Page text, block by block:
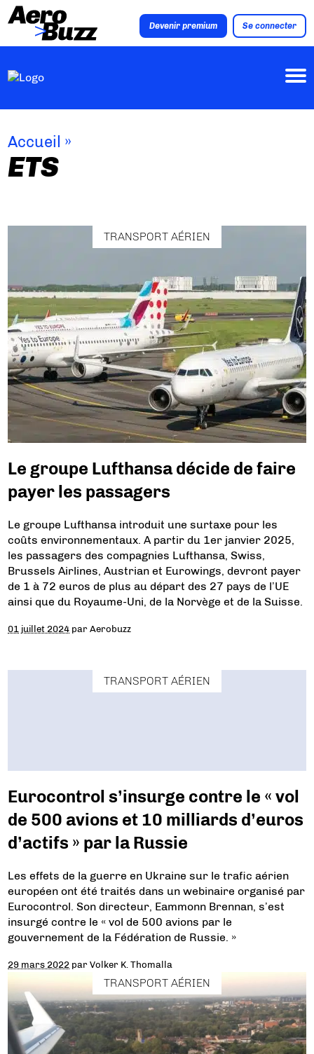
Devenir premium Se connecter
Accueil »
ETS
TRANSPORT AÉRIEN
Le groupe Lufthansa décide de faire
payer les passagers
Le groupe Lufthansa introduit une surtaxe pour les
coûts environnementaux. A partir du 1er janvier 2025,
les passagers des compagnies Lufthansa, Swiss,
Brussels Airlines, Austrian et Eurowings, devront payer
de 1 à 72 euros de plus au départ des 27 pays de l’UE
ainsi que du Royaume-Uni, de la Norvège et de la Suisse.
01 juillet 2024 parAerobuzz
TRANSPORT AÉRIEN
Eurocontrol s’insurge contre le « vol
de 500 avions et 10 milliards d’euros
d’actifs » par la Russie
Les effets de la guerre en Ukraine sur le trafic aérien
européen ont été traités dans un webinaire organisé par
Eurocontrol. Son directeur, Eammonn Brennan, s’est
insurgé contre le « vol de 500 avions par le
gouvernement de la Fédération de Russie. »
29 mars 2022 parVolker K. Thomalla
TRANSPORT AÉRIEN